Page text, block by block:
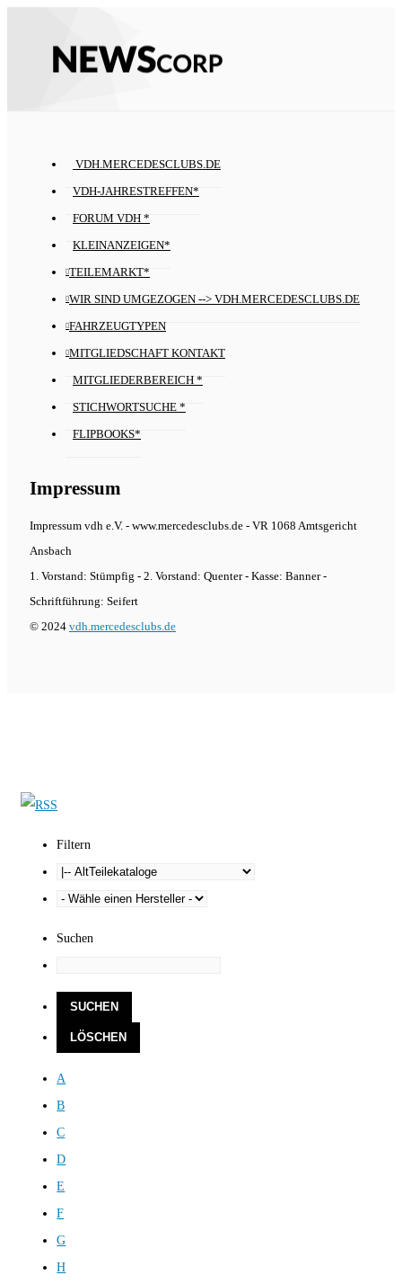
VDH.MERCEDESCLUBS.DE
VDH-JAHRESTREFFEN*
FORUM VDH *
KLEINANZEIGEN*
TEILEMARKT*
WIR SIND UMGEZOGEN --> VDH.MERCEDESCLUBS.DE
FAHRZEUGTYPEN
MITGLIEDSCHAFT KONTAKT
MITGLIEDERBEREICH *
STICHWORTSUCHE *
FLIPBOOKS*
Impressum
Impressum vdh e.V. - www.mercedesclubs.de - VR 1068 Amtsgericht
Ansbach
1. Vorstand: Stümpfig - 2. Vorstand: Quenter - Kasse: Banner -
Schriftführung: Seifert
© 2024 vdh.mercedesclubs.de
Filtern
Suchen
A
B
C
D
E
F
G
H